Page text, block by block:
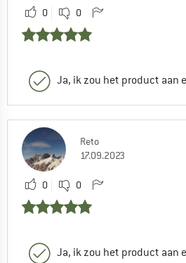
0 0
Ja, ik zou het product aan
Reto
17.09.2023
0 0
Ja, ik zou het product aan